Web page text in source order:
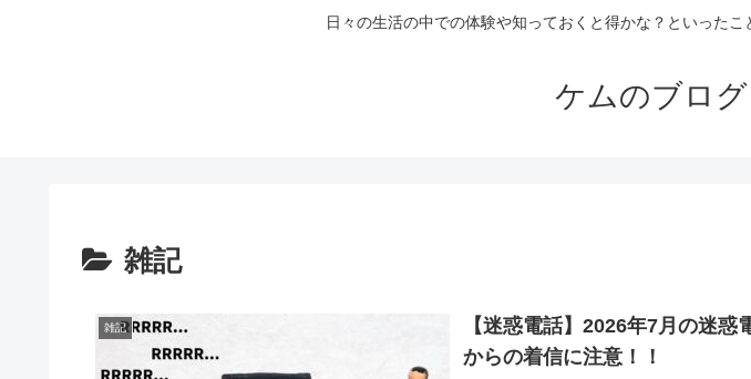
日々の生活の中での体験や知っておくと得かな？といった
ケムのブロ
雑記
雑記
【迷惑電話】2026年7月の迷惑
からの着信に注意！！